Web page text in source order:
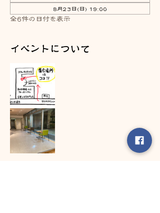
8月23日(日) 19:00
全6件の日付を表示
イベントについて